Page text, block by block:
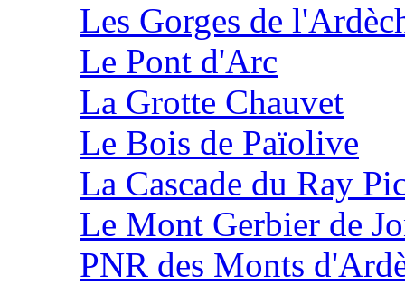
Les Gorges de
Le Pont d'Arc
La Grotte Chauvet
Le Bois de Païolive
La Cascade du Ray
Le Mont Gerbier de
PNR des Monts